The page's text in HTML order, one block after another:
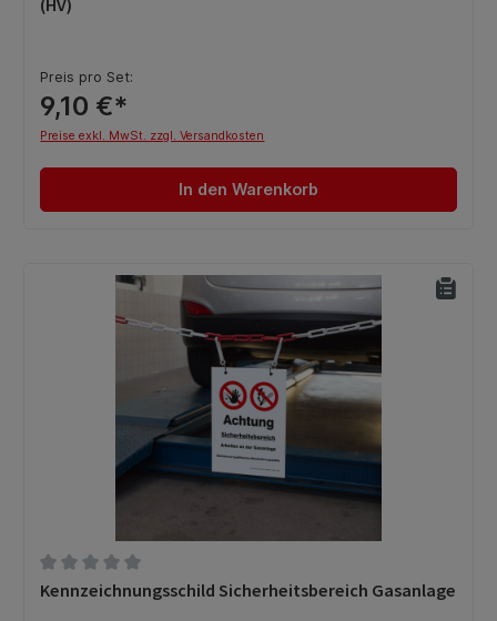
(HV)
Preis pro Set:
9,10 €*
Preise exkl. MwSt. zzgl. Versandkosten
In den Warenkorb
Durchschnittliche Bewertung von 0 von 5 Sternen
Kennzeichnungsschild Sicherheitsbereich Gasanlage